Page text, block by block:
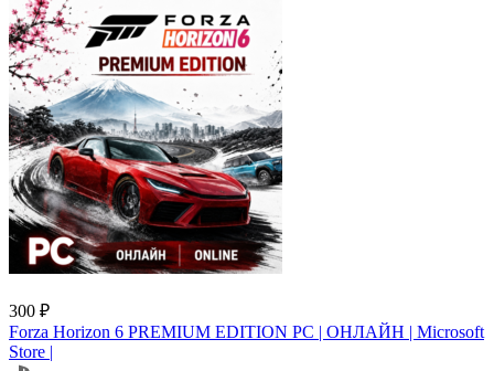
300 ₽
Forza Horizon 6 PREMIUM EDITION PC | ОНЛАЙН | Microsoft
Store |